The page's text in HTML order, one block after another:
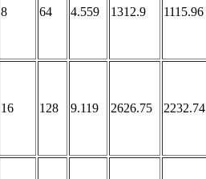
8 64 4.559 1312.9 1115.96
16 128 9.119 2626.75 2232.74